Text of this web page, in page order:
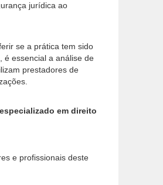
jurídica ao
se a prática tem sido
é essencial a análise de
prestadores de
em direito
e profissionais deste